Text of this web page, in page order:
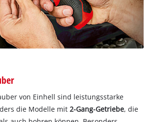
von Einhell sind leistungsstarke
die Modelle mit2-Gang-Getriebe, die